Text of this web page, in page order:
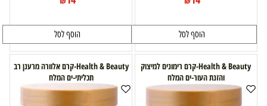
הוסף לסל הוסף לסל
Health & Beauty-קרם רימונים למיצוק
והזנת העור-ים המלח
Health & Beauty-קרם אלוורה מרענן רב
תכליתי-ים המלח